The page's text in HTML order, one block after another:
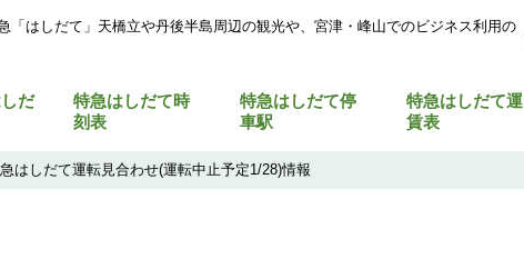
「はしだて」天橋立や丹後半島周辺の観光や、宮津・峰山でのビジネス利用の
だ
特急はしだて時
刻表
特急はしだて停
車駅
特急はしだて運
賃表
はしだて運転見合わせ(運転中止予定1/28)情報